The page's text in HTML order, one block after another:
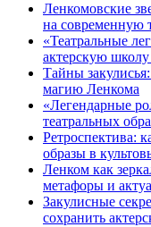
Ленкомовские
на современную
«Театральные
актерскую
Тайны
магию Ленкома
«Легендарные
театральных
Ретроспектива:
образы в
Ленком как
метафоры и
Закулисные
сохранить